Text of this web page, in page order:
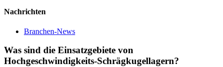
Nachrichten
Branchen-News
Was sind die Einsatzgebiete von
Hochgeschwindigkeits-Schrägkugellagern?